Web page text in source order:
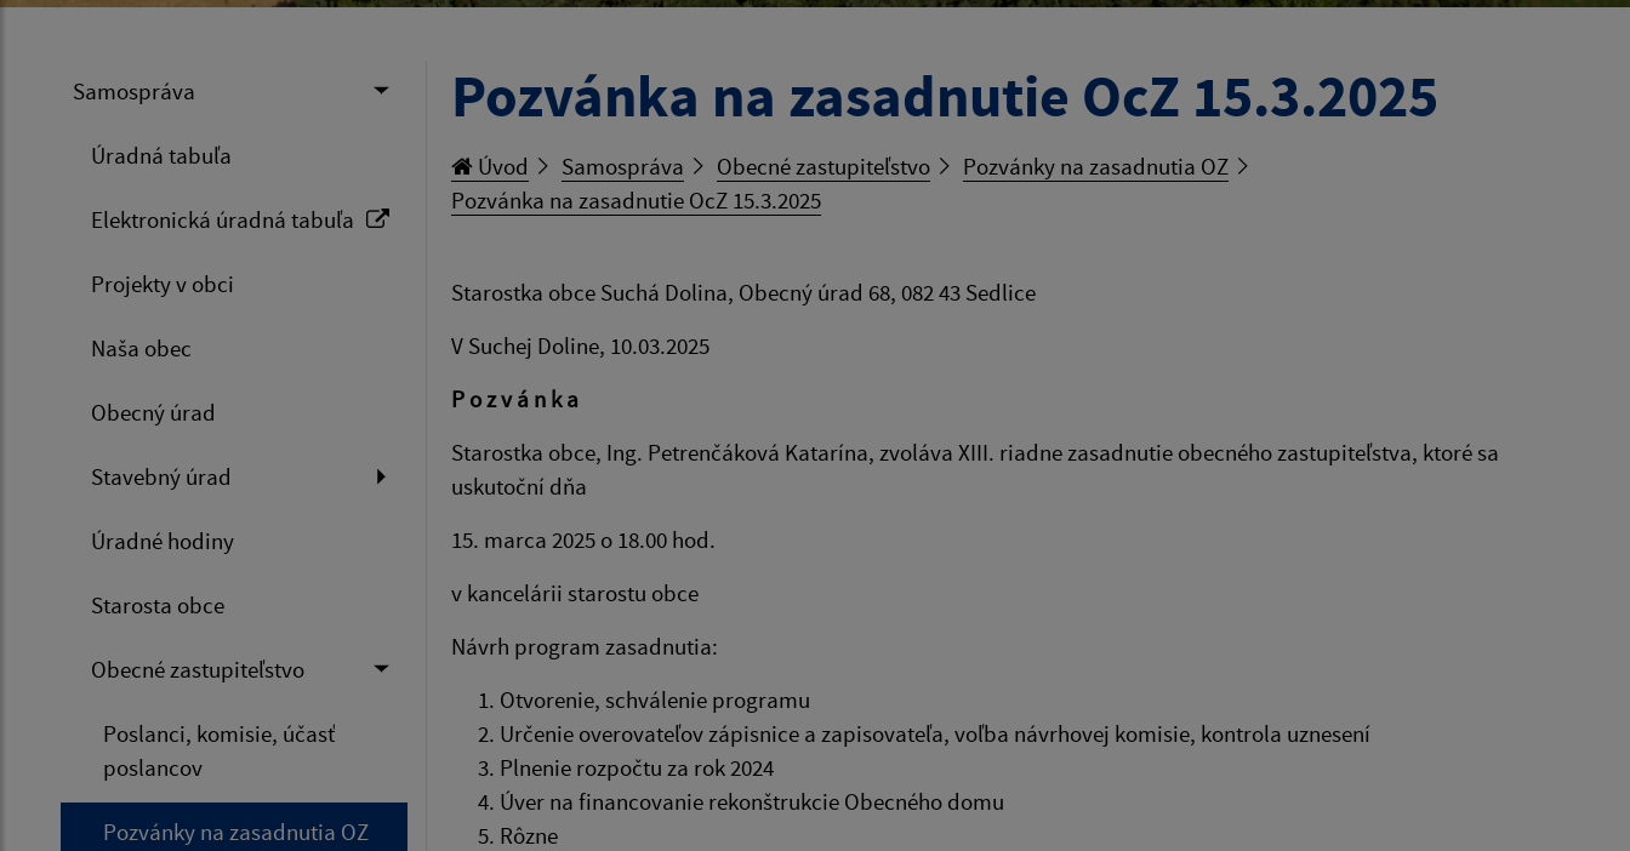
Samospráva
Úradná tabuľa
Elektronická úradná tabuľa
Projekty v obci
Naša obec
Obecný úrad
Stavebný úrad
Úradné hodiny
Starosta obce
Obecné zastupiteľstvo
Poslanci, komisie, účasť
poslancov
Pozvánky na zasadnutia OZ
Pozvánka na zasadnutie OcZ 15.3.2025
Úvod Samospráva Obecné zastupiteľstvo
Pozvánky na zasadnutia OZ
Pozvánka na zasadnutie OcZ 15.3.2025
Starostka obce Suchá Dolina, Obecný úrad 68, 082 43 Sedlice
V Suchej Doline, 10.03.2025
P o z v á n k a
Starostka obce, Ing. Petrenčáková Katarína, zvoláva XIII. riadne zasadnutie obecného zastupiteľstva, ktoré sa
uskutoční dňa
15. marca 2025 o 18.00 hod.
v kancelárii starostu obce
Návrh program zasadnutia:
Otvorenie, schválenie programu
Určenie overovateľov zápisnice a zapisovateľa, voľba návrhovej komisie, kontrola uznesení
Plnenie rozpočtu za rok 2024
Úver na financovanie rekonštrukcie Obecného domu
Rôzne